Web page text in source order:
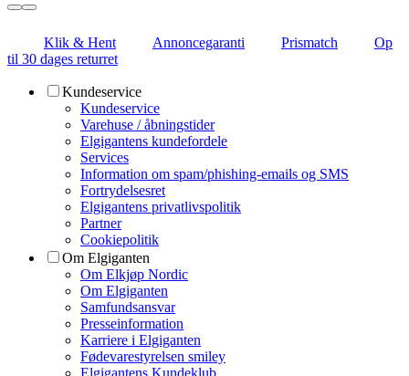
Klik & Hent Annoncegaranti Prismatch
Op
til 30 dages returret
Kundeservice
Kundeservice
Varehuse / åbningstider
Elgigantens kundefordele
Services
Information om spam/phishing-emails og SMS
Fortrydelsesret
Elgigantens privatlivspolitik
Partner
Cookiepolitik
Om Elgiganten
Om Elkjøp Nordic
Om Elgiganten
Samfundsansvar
Presseinformation
Karriere i Elgiganten
Fødevarestyrelsen smiley